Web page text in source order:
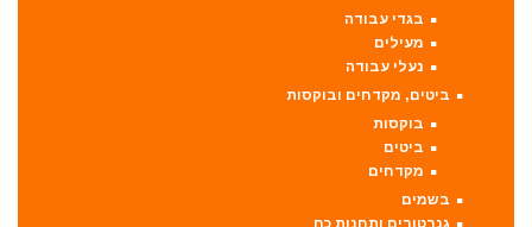
בגדי עבודה
מעילים
נעלי עבודה
ביטים, מקדחים ובוקסות
בוקסות
ביטים
מקדחים
בשמים
גנרטורים ותחנות כח